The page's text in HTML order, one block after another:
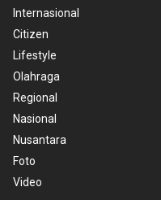
Internasional
Citizen
Lifestyle
Olahraga
Regional
Nasional
Nusantara
Foto
Video